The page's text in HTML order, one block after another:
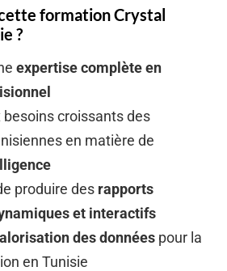
formation Crystal
?
expertise complète en
besoins croissants des
en matière de
produire des rapports
et interactifs
des données pour la
en Tunisie